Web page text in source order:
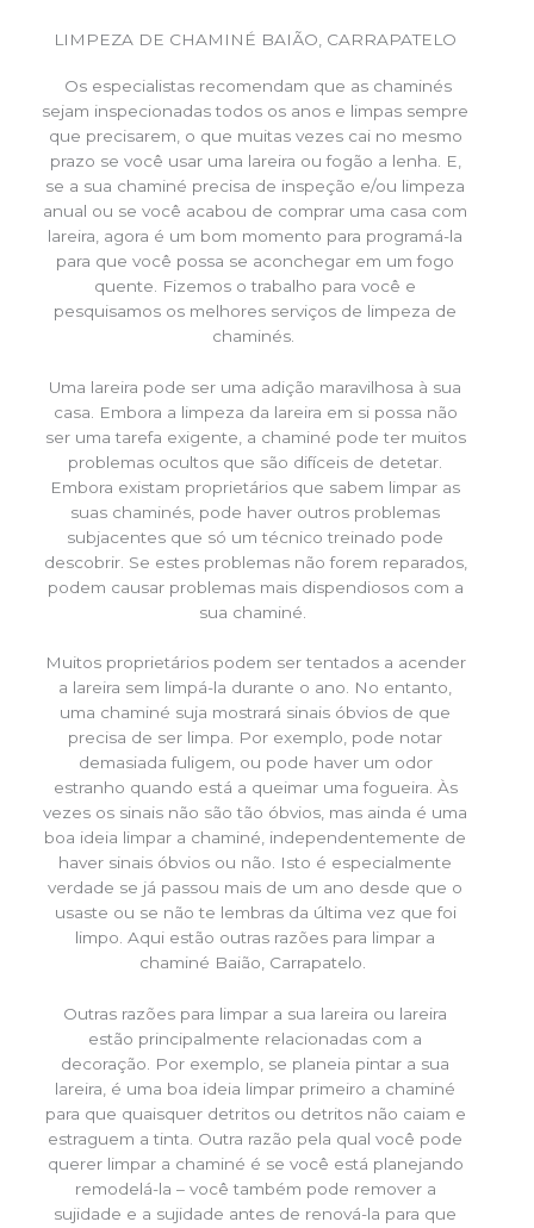
LIMPEZA DE CHAMINÉ BAIÃO, CARRAPATELO
Os especialistas recomendam que as chaminés
sejam inspecionadas todos os anos e limpas sempre
que precisarem, o que muitas vezes cai no mesmo
prazo se você usar uma lareira ou fogão a lenha. E,
se a sua chaminé precisa de inspeção e/ou limpeza
anual ou se você acabou de comprar uma casa com
lareira, agora é um bom momento para programá-la
para que você possa se aconchegar em um fogo
quente. Fizemos o trabalho para você e
pesquisamos os melhores serviços de limpeza de
chaminés.
Uma lareira pode ser uma adição maravilhosa à sua
casa. Embora a limpeza da lareira em si possa não
ser uma tarefa exigente, a chaminé pode ter muitos
problemas ocultos que são difíceis de detetar.
Embora existam proprietários que sabem limpar as
suas chaminés, pode haver outros problemas
subjacentes que só um técnico treinado pode
descobrir. Se estes problemas não forem reparados,
podem causar problemas mais dispendiosos com a
sua chaminé.
Muitos proprietários podem ser tentados a acender
a lareira sem limpá-la durante o ano. No entanto,
uma chaminé suja mostrará sinais óbvios de que
precisa de ser limpa. Por exemplo, pode notar
demasiada fuligem, ou pode haver um odor
estranho quando está a queimar uma fogueira. Às
vezes os sinais não são tão óbvios, mas ainda é uma
boa ideia limpar a chaminé, independentemente de
haver sinais óbvios ou não. Isto é especialmente
verdade se já passou mais de um ano desde que o
usaste ou se não te lembras da última vez que foi
limpo. Aqui estão outras razões para limpar a
chaminé Baião, Carrapatelo.
Outras razões para limpar a sua lareira ou lareira
estão principalmente relacionadas com a
decoração. Por exemplo, se planeia pintar a sua
lareira, é uma boa ideia limpar primeiro a chaminé
para que quaisquer detritos ou detritos não caiam e
estraguem a tinta. Outra razão pela qual você pode
querer limpar a chaminé é se você está planejando
remodelá-la – você também pode remover a
sujidade e a sujidade antes de renová-la para que